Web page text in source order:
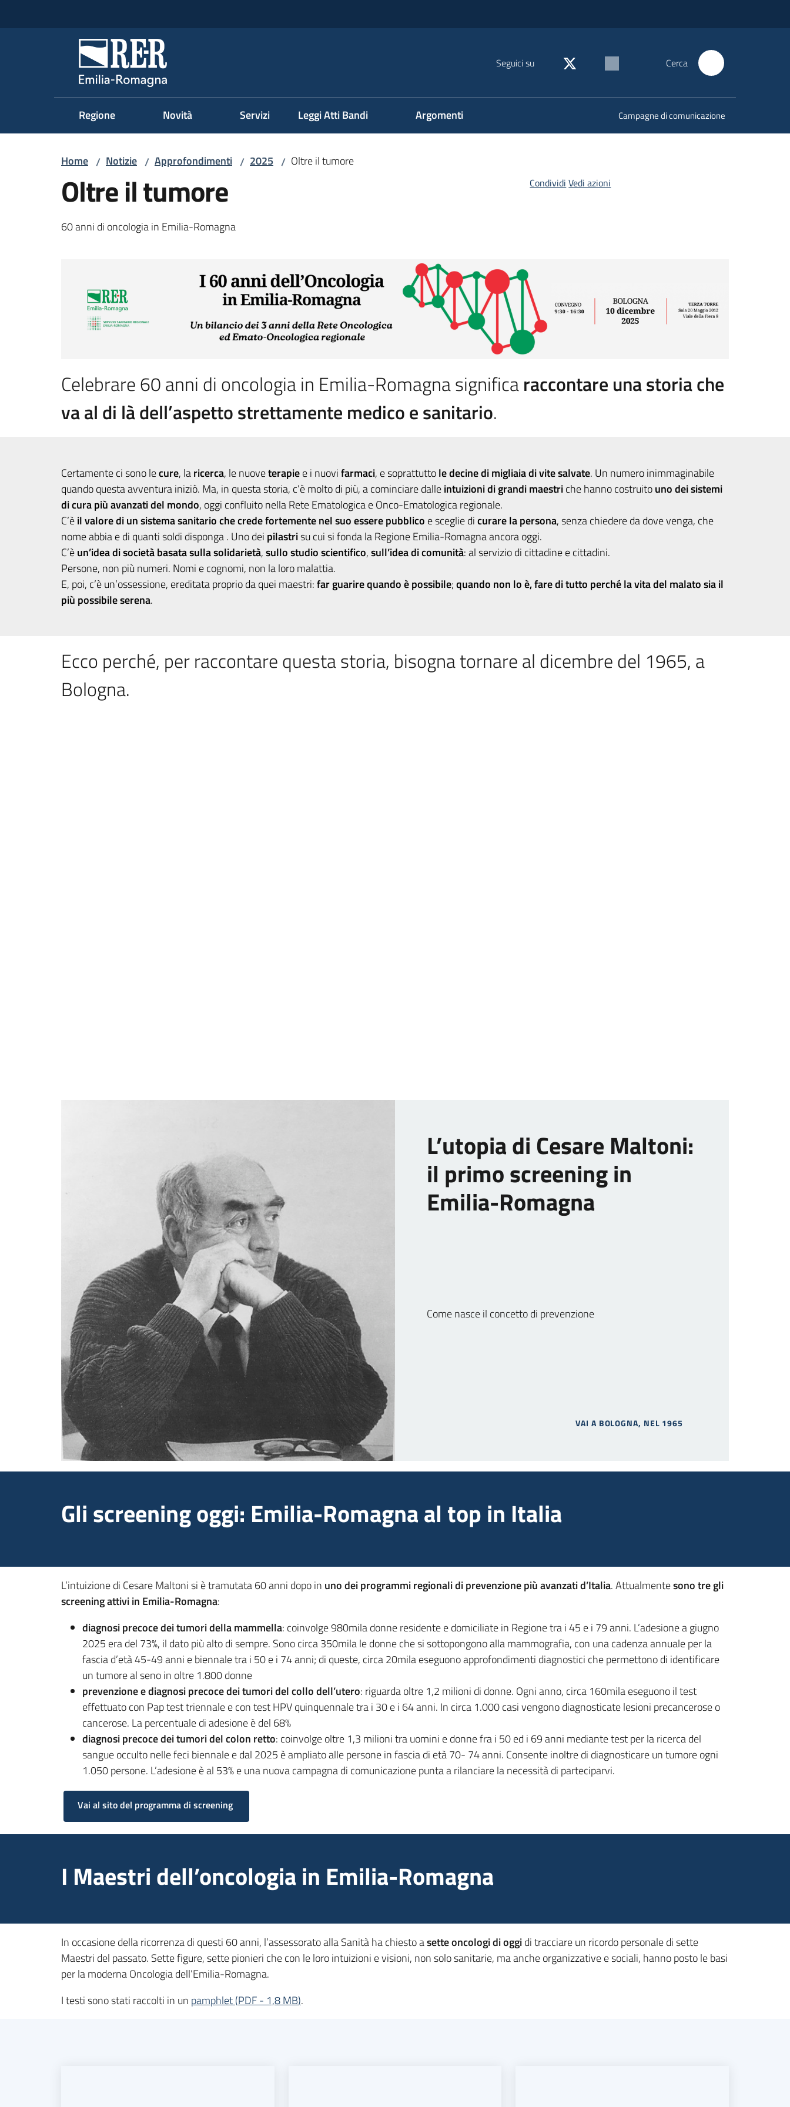
Regione Emilia-Romagna Seguici su Cerca
Regione Novità Servizi Leggi Atti Bandi Argomenti Campagne di comunicazione
Home / Notizie / Approfondimenti / 2025 / Oltre il tumore
Oltre il tumore
60 anni di oncologia in Emilia-Romagna
Condividi Vedi azioni
Celebrare 60 anni di oncologia in Emilia-Romagna significaraccontare una storia che
va al di là dell’aspetto strettamente medico e sanitario.
Certamente ci sono lecure, laricerca, le nuoveterapiee i nuovifarmaci, e soprattuttole decine di migliaia di vite salvate. Un numero inimmaginabile
quando questa avventura iniziò. Ma, in questa storia, c’è molto di più, a cominciare dalleintuizioni di grandi maestriche hanno costruitouno dei sistemi
di cura più avanzati del mondo, oggi confluito nella Rete Ematologica e Onco-Ematologica regionale.
C’èil valore di un sistema sanitario che crede fortemente nel suo essere pubblico e sceglie dicurare la persona, senza chiedere da dove venga, che
nome abbia e di quanti soldi disponga . Uno dei pilastrisu cui si fonda la Regione Emilia-Romagna ancora oggi.
C’èun’idea di società basata sulla solidarietà,sullo studio scientifico,sull’idea di comunità: al servizio di cittadine e cittadini.
Persone, non più numeri. Nomi e cognomi, non la loro malattia.
E, poi, c’è un’ossessione, ereditata proprio da quei maestri:far guarire quando è possibile;quando non lo è, fare di tutto perché la vita del malato sia il
più possibile serena.
Ecco perché, per raccontare questa storia, bisogna tornare al dicembre del 1965, a
Bologna.
L’utopia di Cesare Maltoni:
il primo screening in
Emilia-Romagna
Come nasce il concetto di prevenzione
VAI A BOLOGNA, NEL 1965
Gli screening oggi: Emilia-Romagna al top in Italia
L’intuizione di Cesare Maltoni si è tramutata 60 anni dopo in uno dei programmi regionali di prevenzione più avanzati d’Italia. Attualmentesono tre gli
screening attivi in Emilia-Romagna:
diagnosi precoce dei tumori della mammella: coinvolge 980mila donne residente e domiciliate in Regione tra i 45 e i 79 anni. L’adesione a giugno
2025 era del 73%, il dato più alto di sempre. Sono circa 350mila le donne che si sottopongono alla mammografia, con una cadenza annuale per la
fascia d’età 45-49 anni e biennale tra i 50 e i 74 anni; di queste, circa 20mila eseguono approfondimenti diagnostici che permettono di identificare
un tumore al seno in oltre 1.800 donne
prevenzione e diagnosi precoce dei tumori del collo dell’utero: riguarda oltre 1,2 milioni di donne. Ogni anno, circa 160mila eseguono il test
effettuato con Pap test triennale e con test HPV quinquennale tra i 30 e i 64 anni. In circa 1.000 casi vengono diagnosticate lesioni precancerose o
cancerose. La percentuale di adesione è del 68%
diagnosi precoce dei tumori del colon retto: coinvolge oltre 1,3 milioni tra uomini e donne fra i 50 ed i 69 anni mediante test per la ricerca del
sangue occulto nelle feci biennale e dal 2025 è ampliato alle persone in fascia di età 70- 74 anni. Consente inoltre di diagnosticare un tumore ogni
1.050 persone. L’adesione è al 53% e una nuova campagna di comunicazione punta a rilanciare la necessità di parteciparvi.
Vai al sito del programma di screening
I Maestri dell’oncologia in Emilia-Romagna
In occasione della ricorrenza di questi 60 anni, l’assessorato alla Sanità ha chiesto asette oncologi di oggidi tracciare un ricordo personale di sette
Maestri del passato. Sette figure, sette pionieri che con le loro intuizioni e visioni, non solo sanitarie, ma anche organizzative e sociali, hanno posto le basi
per la moderna Oncologia dell’Emilia-Romagna.
I testi sono stati raccolti in un pamphlet(PDF- 1,8 MB).